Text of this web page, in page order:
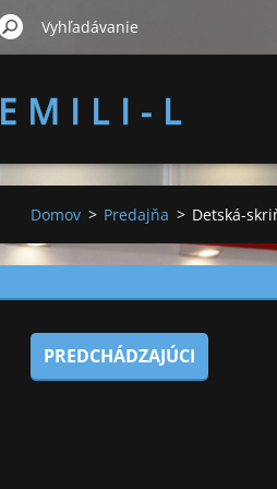
E M I L I - L
Domov > Predajňa > Detská-
PREDCHÁDZAJÚCI